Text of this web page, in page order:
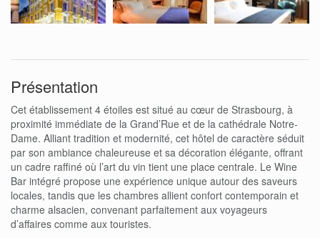
Présentation
Cet établissement 4 étoiles est situé au cœur de Strasbourg, à
proximité immédiate de la Grand’Rue et de la cathédrale Notre-
Dame. Alliant tradition et modernité, cet hôtel de caractère séduit
par son ambiance chaleureuse et sa décoration élégante, offrant
un cadre raffiné où l’art du vin tient une place centrale. Le Wine
Bar intégré propose une expérience unique autour des saveurs
locales, tandis que les chambres allient confort contemporain et
charme alsacien, convenant parfaitement aux voyageurs
d’affaires comme aux touristes.